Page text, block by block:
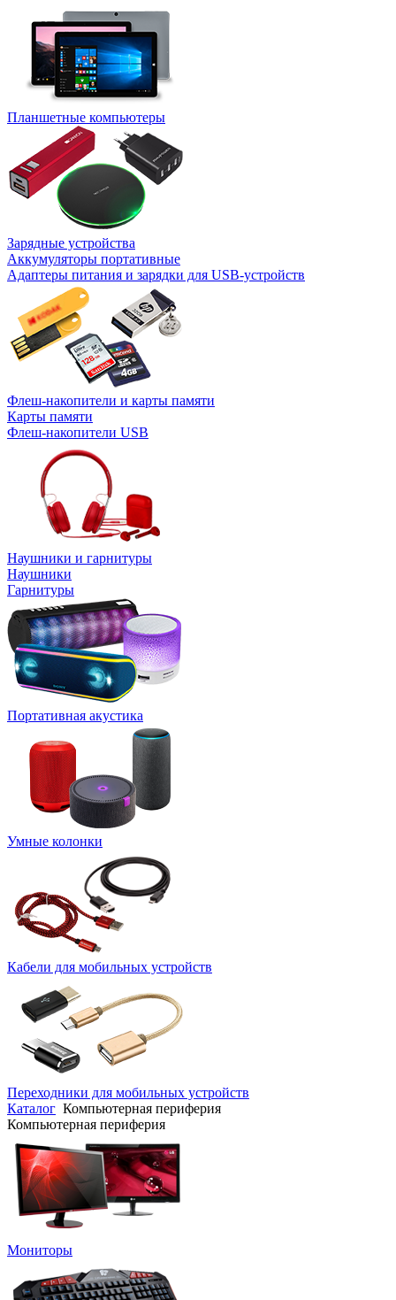
Планшетные компьютеры
Зарядные устройства
Аккумуляторы портативные
Адаптеры питания и зарядки для USB-устройств
Флеш-накопители и карты памяти
Карты памяти
Флеш-накопители USB
Наушники и гарнитуры
Наушники
Гарнитуры
Портативная акустика
Умные колонки
Кабели для мобильных устройств
Переходники для мобильных устройств
Каталог Компьютерная периферия
Компьютерная периферия
Мониторы